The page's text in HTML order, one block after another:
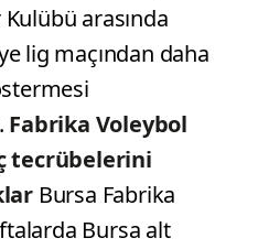
Kulübü arasında
lig maçından daha
Fabrika Voleybol
tecrübelerini
Bursa Fabrika
Bursa alt